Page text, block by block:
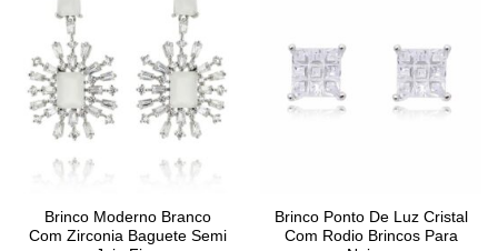
Brinco Moderno Branco
Com Zirconia Baguete Semi
Brinco Ponto De Luz Cristal
Com Rodio Brincos Para